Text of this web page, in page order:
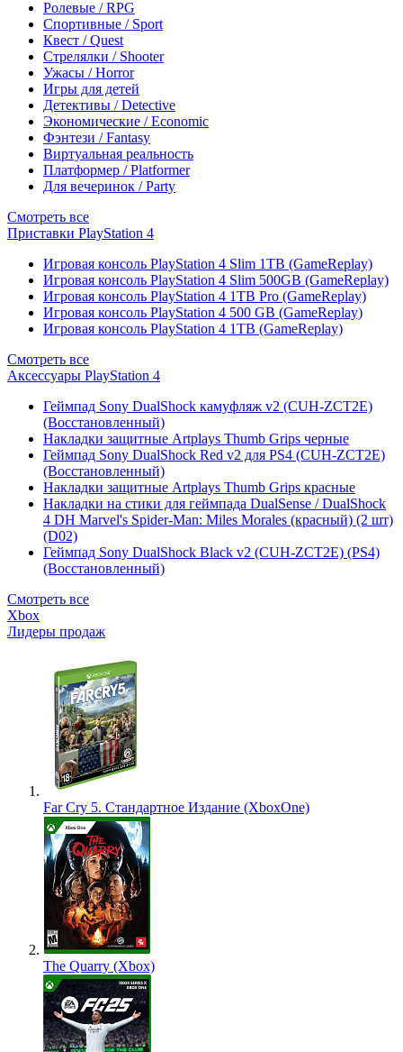
Ролевые / RPG
Спортивные / Sport
Квест / Quest
Стрелялки / Shooter
Ужасы / Horror
Игры для детей
Детективы / Detective
Экономические / Economic
Фэнтези / Fantasy
Виртуальная реальность
Платформер / Platformer
Для вечеринок / Party
Смотреть все
Приставки PlayStation 4
Игровая консоль PlayStation 4 Slim 1TB (GameReplay)
Игровая консоль PlayStation 4 Slim 500GB (GameReplay)
Игровая консоль PlayStation 4 1TB Pro (GameReplay)
Игровая консоль PlayStation 4 500 GB (GameReplay)
Игровая консоль PlayStation 4 1TB (GameReplay)
Смотреть все
Аксессуары PlayStation 4
Геймпад Sony DualShock камуфляж v2 (CUH-ZCT2E)
(Восстановленный)
Накладки защитные Artplays Thumb Grips черные
Геймпад Sony DualShock Red v2 для PS4 (CUH-ZCT2E)
(Восстановленный)
Накладки защитные Artplays Thumb Grips красные
Накладки на стики для геймпада DualSense / DualShock
4 DH Marvel's Spider-Man: Miles Morales (красный) (2 шт)
(D02)
Геймпад Sony DualShock Black v2 (CUH-ZCT2E) (PS4)
(Восстановленный)
Смотреть все
Xbox
Лидеры продаж
Far Cry 5. Стандартное Издание (XboxOne)
The Quarry (Xbox)